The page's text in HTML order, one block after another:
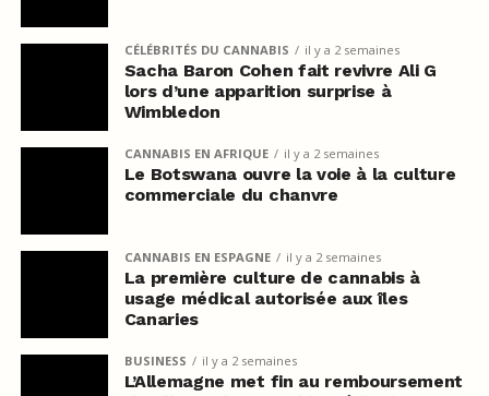
CÉLÉBRITÉS DU CANNABIS il y a 2 semaines
Sacha Baron Cohen fait revivre Ali G
lors d’une apparition surprise à
Wimbledon
CANNABIS EN AFRIQUE il y a 2 semaines
Le Botswana ouvre la voie à la culture
commerciale du chanvre
CANNABIS EN ESPAGNE il y a 2 semaines
La première culture de cannabis à
usage médical autorisée aux îles
Canaries
BUSINESS il y a 2 semaines
L’Allemagne met fin au remboursement